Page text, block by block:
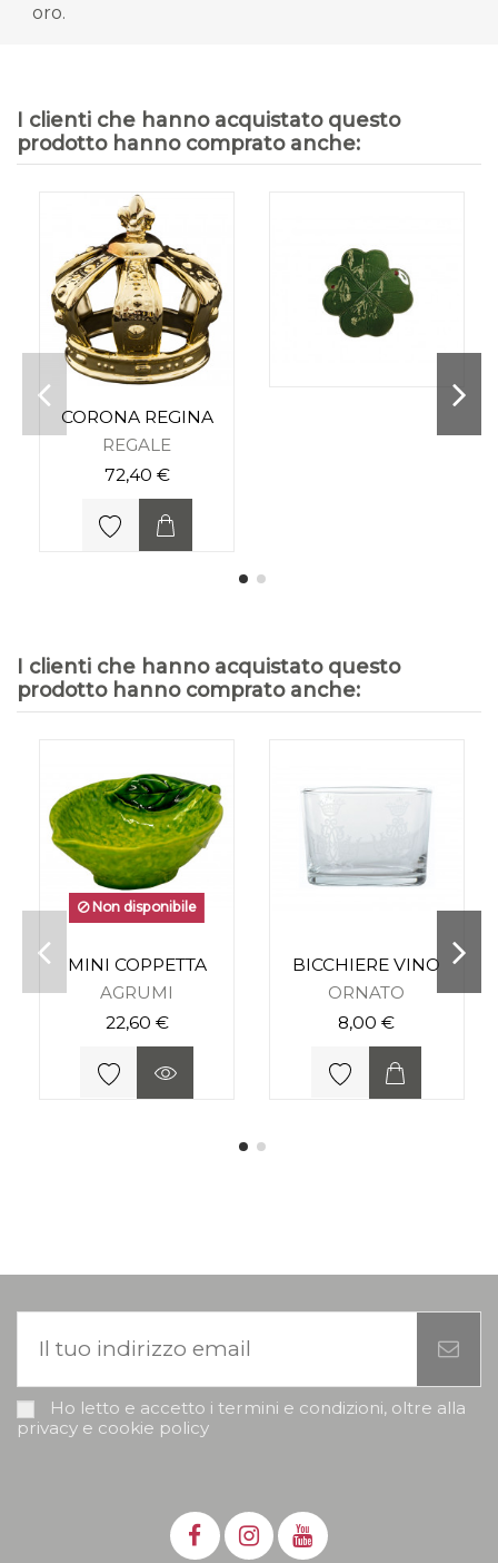
oro.
I clienti che hanno acquistato questo
prodotto hanno comprato anche:
CORONA REGINA
REGALE
72,40 €
I clienti che hanno acquistato questo
prodotto hanno comprato anche:
Non disponibile
MINI COPPETTA
AGRUMI
22,60 €
BICCHIERE VINO
ORNATO
8,00 €
Ho letto e accetto i termini e condizioni, oltre alla
privacy e cookie policy